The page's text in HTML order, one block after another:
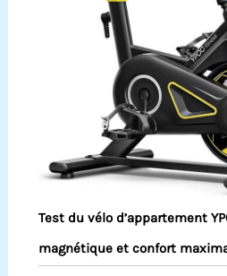
Test du vélo d’appartement
magnétique et confort